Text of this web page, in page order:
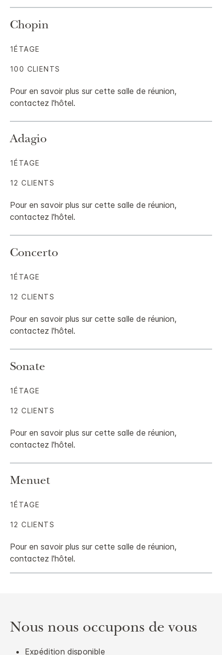
Chopin
Pour en savoir plus sur cette salle de réunion,
contactez l'hôtel.
1ÉTAGE
100 CLIENTS
Adagio
Pour en savoir plus sur cette salle de réunion,
contactez l'hôtel.
1ÉTAGE
12 CLIENTS
Concerto
Pour en savoir plus sur cette salle de réunion,
contactez l'hôtel.
1ÉTAGE
12 CLIENTS
Sonate
Pour en savoir plus sur cette salle de réunion,
contactez l'hôtel.
1ÉTAGE
12 CLIENTS
Menuet
Pour en savoir plus sur cette salle de réunion,
contactez l'hôtel.
1ÉTAGE
12 CLIENTS
Nous nous occupons de vous
Expédition disponible